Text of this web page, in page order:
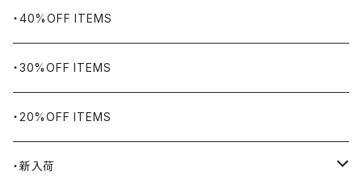
BHADUR
Bills KHAKIS
BLUCO
Blundstone
ネックレス・ペンダント
ピンズ・ブローチ
腕時計
アウトドア用品
ナバホラグ・ビンテージラグ
ブランケット
食品
・40%OFF ITEMS
・30%OFF ITEMS
・20%OFF ITEMS
・新入荷